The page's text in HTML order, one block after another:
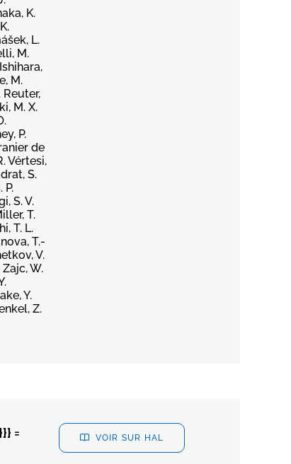
K.
L.
M.
M.
Reuter,
M. X.
P.
de
Vértesi,
S.
P.
S. V.
T.
T. L.
T.-
V.
Zajc, W.
Y.
Z.
=
VOIR SUR HAL